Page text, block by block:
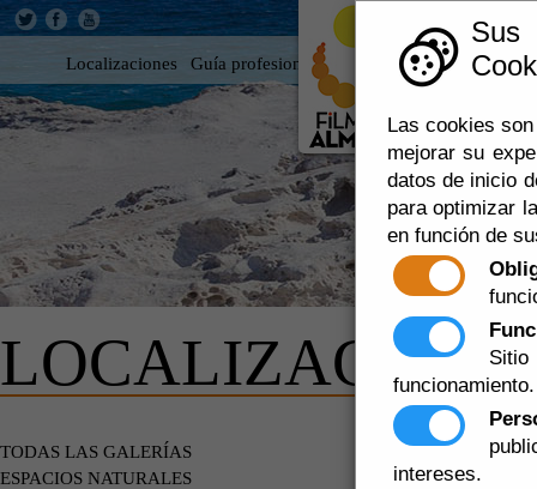
Las cookies
mejorar su
datos de inicio
para optimizar
en función de
funcionamiento.
intereses.
Localizaciones Guía profesional Rodar en Almería 360
TODAS LAS GALERÍAS
ESPACIOS NATURALES